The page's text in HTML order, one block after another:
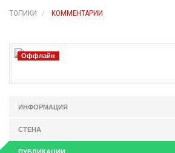
ТОПИКИ КОММЕНТАРИИ
Оффлайн
ИНФОРМАЦИЯ
СТЕНА